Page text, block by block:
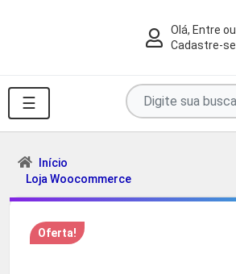
Olá, Entre ou
Cadastre-se
☰
Pesquise
por
produtos
...
Início
Loja Woocommerce
Oferta!